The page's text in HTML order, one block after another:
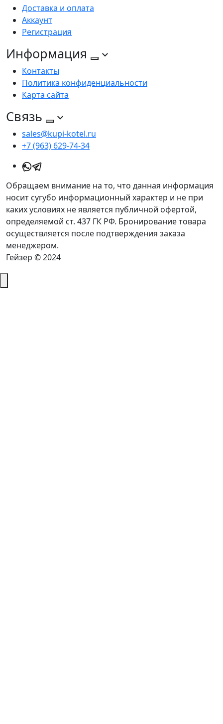
Доставка и оплата
Аккаунт
Регистрация
Информация
Контакты
Политика конфиденциальности
Карта сайта
Связь
sales@kupi-kotel.ru
+7 (963) 629-74-34
Обращаем внимание на то, что данная информация
носит сугубо информационный характер и не при
каких условиях не является публичной офертой,
определяемой ст. 437 ГК РФ. Бронирование товара
осуществляется после подтверждения заказа
менеджером.
Гейзер © 2024